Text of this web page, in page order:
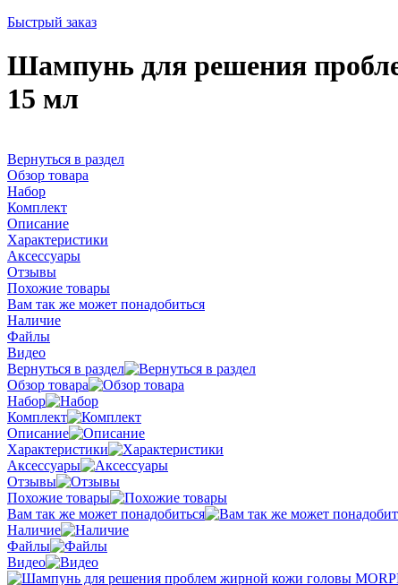
Быстрый заказ
Шампунь для решения
15 мл
Вернуться в раздел
Обзор товара
Набор
Комплект
Описание
Характеристики
Аксессуары
Отзывы
Похожие товары
Вам так же может понадобиться
Наличие
Файлы
Видео
Вернуться в раздел
Обзор товара
Набор
Комплект
Описание
Характеристики
Аксессуары
Отзывы
Похожие товары
Вам так же может понадобиться
Наличие
Файлы
Видео